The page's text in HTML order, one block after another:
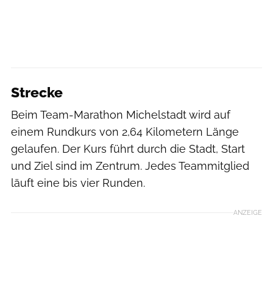
Strecke
Beim Team-Marathon Michelstadt wird auf
einem Rundkurs von 2,64 Kilometern Länge
gelaufen. Der Kurs führt durch die Stadt, Start
und Ziel sind im Zentrum. Jedes Teammitglied
läuft eine bis vier Runden.
ANZEIGE